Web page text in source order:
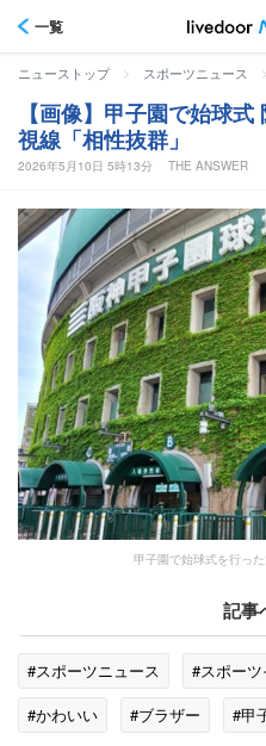
一覧
ニューストップ > スポーツニュース >
【画像】甲子園で始球
視線「相性抜群」
2026年5月10日 5時13分 THE ANSWER
甲子園で始球式を行っ
記事
#スポーツニュース #スポー
#かわいい
#ブラザー #甲